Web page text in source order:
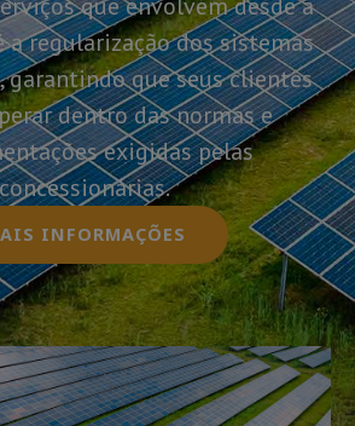
a regularização dos sistemas
que seus clientes
dentro das normas e
exigidas pelas
concessionárias.
INFORMAÇÕES